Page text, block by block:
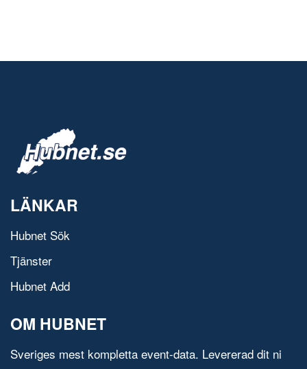
LÄNKAR
Hubnet Sök
Tjänster
Hubnet Add
OM HUBNET
Sveriges mest kompletta event-data. Levererad dit ni